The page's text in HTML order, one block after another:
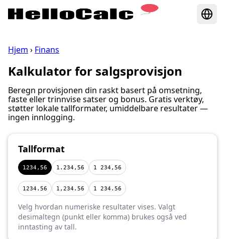
Hjem › Finans
Kalkulator for salgsprovisjon
Beregn provisjonen din raskt basert på omsetning,
faste eller trinnvise satser og bonus. Gratis verktøy,
støtter lokale tallformater, umiddelbare resultater —
ingen innlogging.
Tallformat
1234,56 1.234,56 1 234,56
1234.56 1,234.56 1 234.56
Velg hvordan numeriske resultater vises. Valgt
desimaltegn (punkt eller komma) brukes også ved
inntasting av tall.